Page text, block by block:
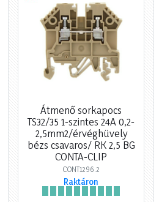
Átmenő sorkapocs
TS32/35 1-szintes 24A 0,2-
2,5mm2/érvéghüvely
bézs csavaros/ RK 2,5 BG
CONTA-CLIP
CONT1296.2
Raktáron